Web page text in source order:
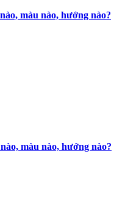
màu nào, hướng nào?
màu nào, hướng nào?